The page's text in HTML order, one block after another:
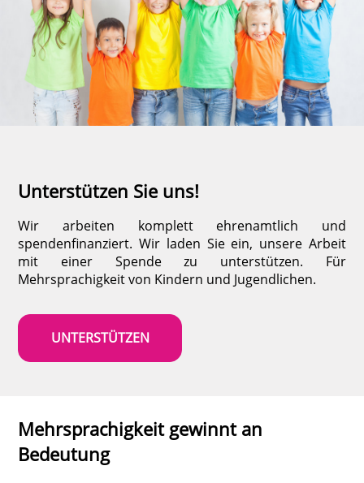
Unterstützen Sie uns!
Wir arbeiten komplett ehrenamtlich und
spendenfinanziert. Wir laden Sie ein, unsere Arbeit
mit einer Spende zu unterstützen. Für
Mehrsprachigkeit von Kindern und Jugendlichen.
UNTERSTÜTZEN
Mehrsprachigkeit gewinnt an
Bedeutung